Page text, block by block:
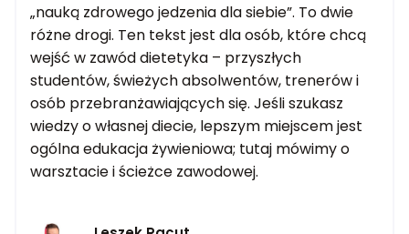
„nauką zdrowego jedzenia dla siebie”. To dwie
różne drogi. Ten tekst jest dla osób, które chcą
wejść w zawód dietetyka – przyszłych
studentów, świeżych absolwentów, trenerów i
osób przebranżawiających się. Jeśli szukasz
wiedzy o własnej diecie, lepszym miejscem jest
ogólna edukacja żywieniowa; tutaj mówimy o
warsztacie i ścieżce zawodowej.